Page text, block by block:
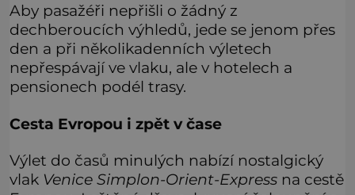
Aby pasažéři nepřišli o žádný z
dechberoucích výhledů, jede se jenom přes
den a při několikadenních výletech
nepřespávají ve vlaku, ale v hotelech a
pensionech podél trasy.
Cesta Evropou i zpět v čase
Výlet do časů minulých nabízí nostalgický
vlak Venice Simplon-Orient-Express na cestě